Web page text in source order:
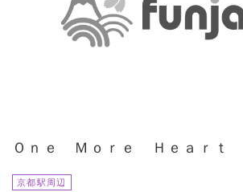
Ｏｎｅ Ｍｏｒｅ Ｈｅａｒｔ
京都駅周辺